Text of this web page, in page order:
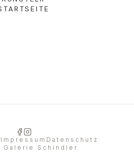
Impressum Datenschutz
Galerie Schindler